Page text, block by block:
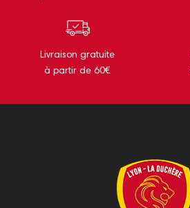
Livraison gratuite
à partir de 60€